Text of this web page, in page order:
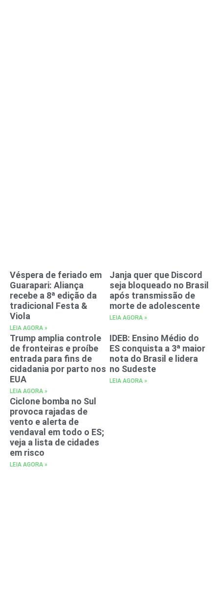
Véspera de feriado em
Guarapari: Aliança
recebe a 8ª edição da
tradicional Festa &
Viola
LEIA AGORA »
Janja quer que Discord
seja bloqueado no Brasil
após transmissão de
morte de adolescente
LEIA AGORA »
Trump amplia controle
de fronteiras e proíbe
entrada para fins de
cidadania por parto nos
EUA
LEIA AGORA »
IDEB: Ensino Médio do
ES conquista a 3ª maior
nota do Brasil e lidera
no Sudeste
LEIA AGORA »
Ciclone bomba no Sul
provoca rajadas de
vento e alerta de
vendaval em todo o ES;
veja a lista de cidades
em risco
LEIA AGORA »